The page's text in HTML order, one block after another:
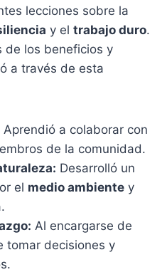
lecciones sobre la
y el trabajo duro.
de los beneficios y
a través de esta
Aprendió a colaborar con
de la comunidad.
Desarrolló un
el medio ambiente y
Al encargarse de
tomar decisiones y